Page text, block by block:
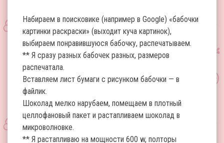
Набираем в поисковике (например в Google) «бабочки
картинки раскраски» (выходит куча картинок),
выбираем понравившуюся бабочку, распечатываем.
** Я сразу разных бабочек разных, размеров
распечатала.
Вставляем лист бумаги с рисунком бабочки — в
файлик.
Шоколад мелко нарубаем, помещаем в плотный
целлофановый пакет и растапливаем шоколад в
микроволновке.
** Я растапливаю на мощности 600 w, полторы